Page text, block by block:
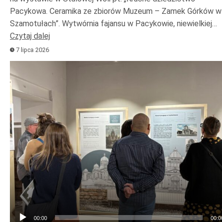
Pacykowa. Ceramika ze zbiorów Muzeum – Zamek Górków w
Szamotułach”. Wytwórnia fajansu w Pacykowie, niewielkiej…
Czytaj dalej
7 lipca 2026
Odtwarzacz
plików
dźwiękowych
00:00